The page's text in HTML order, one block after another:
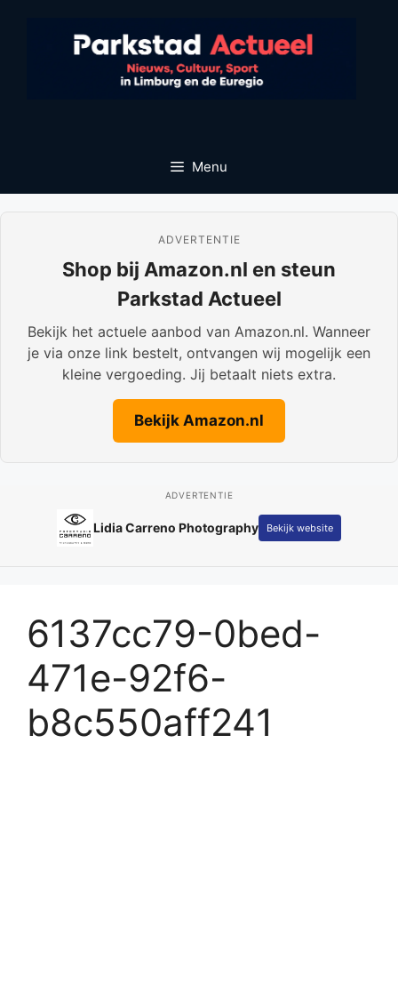
Menu
ADVERTENTIE
Shop bij Amazon.nl en steun
Parkstad Actueel
Bekijk het actuele aanbod van Amazon.nl. Wanneer
je via onze link bestelt, ontvangen wij mogelijk een
kleine vergoeding. Jij betaalt niets extra.
Bekijk Amazon.nl
ADVERTENTIE
Lidia Carreno Photography Bekijk website
6137cc79-0bed-
471e-92f6-
b8c550aff241